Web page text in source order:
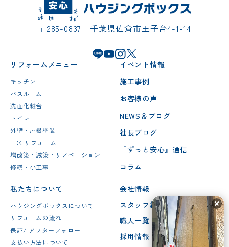
〒285-0837 千葉県佐倉市王子台4-1-14
リフォームメニュー
キッチン
バスルーム
洗面化粧台
トイレ
外壁・屋根塗装
LDK リフォーム
増改築・減築・リノベーション
修繕・小工事
イベント情報
施工事例
お客様の声
NEWS＆ブログ
社長ブログ
『ずっと安心』通信
コラム
私たちについて
ハウジングボックスについて
リフォームの流れ
保証/ アフターフォロー
支払い方法について
会社情報
スタッフ紹介
職人一覧
採用情報